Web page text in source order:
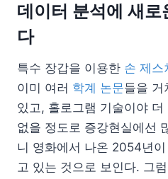
데이터 분석에 새
다
특수 장갑을 이용한 손 제스
이미 여러 학계 논문들을 거
있고, 홀로그램 기술이야
없을 정도로 증강현실에선
니 영화에서 나온 2054년
고 있는 것으로 보인다. 그